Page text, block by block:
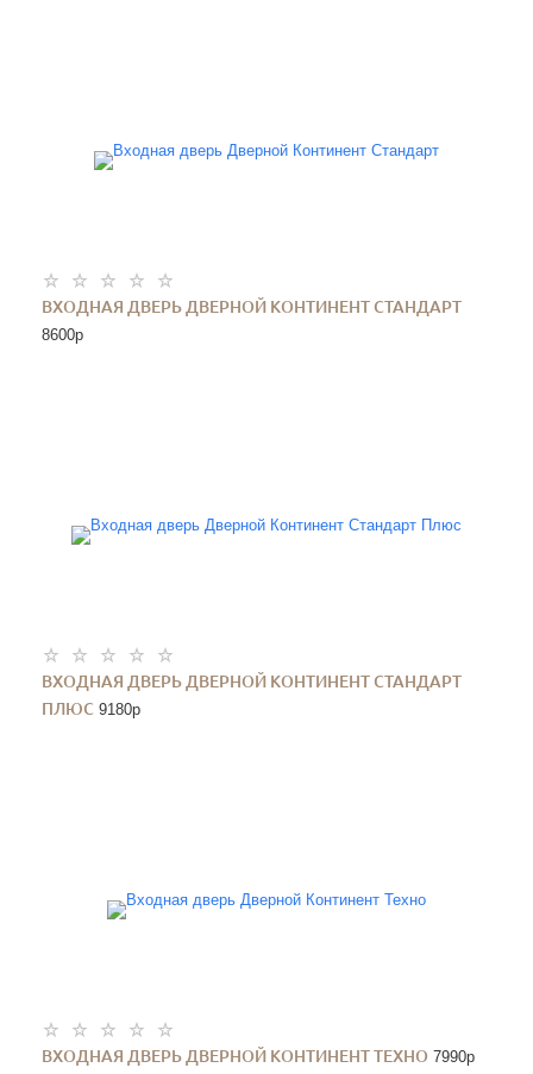
ВХОДНАЯ ДВЕРЬ ДВЕРНОЙ КОНТИНЕНТ СТАНДАРТ
8600p
ВХОДНАЯ ДВЕРЬ ДВЕРНОЙ КОНТИНЕНТ СТАНДАРТ
ПЛЮС 9180p
ВХОДНАЯ ДВЕРЬ ДВЕРНОЙ КОНТИНЕНТ ТЕХНО 7990p